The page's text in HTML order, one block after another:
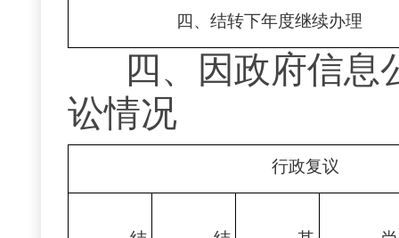
四、结转下年度继续办理
四、因政府信息
讼情况
行政复议